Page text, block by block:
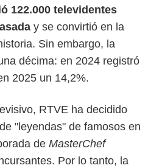
122.000 televidentes
y se convirtió en la
Sin embargo, la
décima: en 2024 registró
2025 un 14,2%.
RTVE ha decidido
"leyendas" de famosos en
de MasterChef
Por lo tanto, la